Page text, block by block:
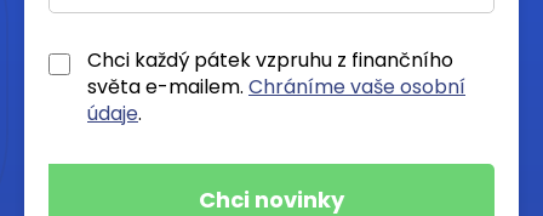
Chci každý pátek vzpruhu z finančního
světa e-mailem. Chráníme vaše osobní
údaje.